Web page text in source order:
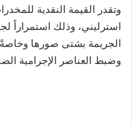
استرليني، وذلك استمراراً
الجريمة بشتى صورها وخاصةً
وضبط العناصر الإجرامية